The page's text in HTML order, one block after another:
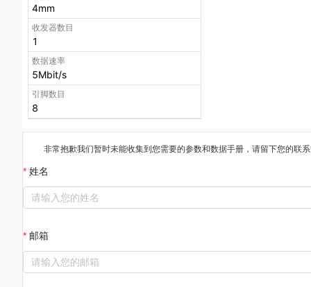
4mm
收发器数目
1
数据速率
5Mbit/s
引脚数目
8
非常抱歉我们暂时未能收集到您需要的参数和数据手册 ，请留下您的联
姓名
邮箱